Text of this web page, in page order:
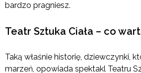
bardzo pragniesz.
Teatr Sztuka Ciała – co
Taką właśnie historię, dziewczynki,
marzeń, opowiada spektakl Teatru